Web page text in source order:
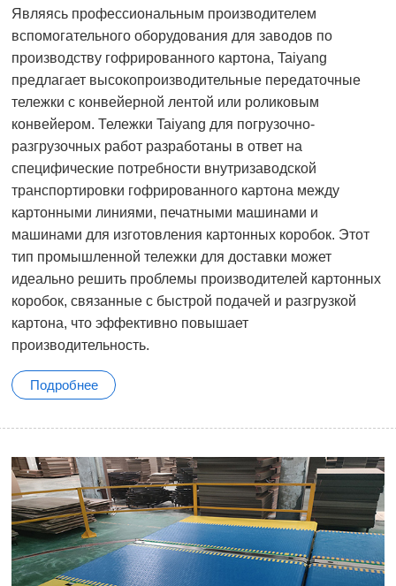
Являясь профессиональным производителем
вспомогательного оборудования для заводов по
производству гофрированного картона, Taiyang
предлагает высокопроизводительные передаточные
тележки с конвейерной лентой или роликовым
конвейером. Тележки Taiyang для погрузочно-
разгрузочных работ разработаны в ответ на
специфические потребности внутризаводской
транспортировки гофрированного картона между
картонными линиями, печатными машинами и
машинами для изготовления картонных коробок. Этот
тип промышленной тележки для доставки может
идеально решить проблемы производителей картонных
коробок, связанные с быстрой подачей и разгрузкой
картона, что эффективно повышает
производительность.
Подробнее